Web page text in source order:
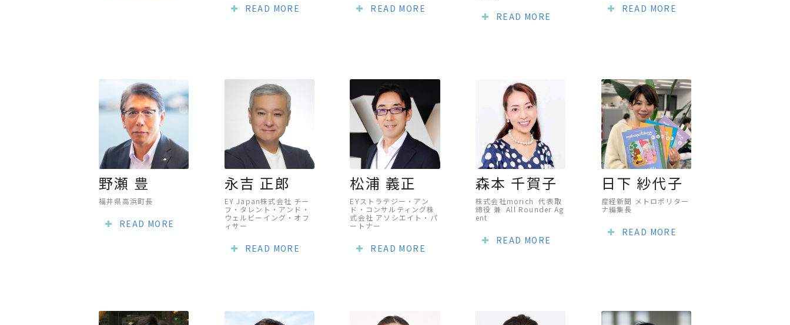
READ MORE READ MORE
READ MORE
READ MORE
野瀬 豊
福井県高浜町長
READ MORE
永吉 正郎
EY Japan株式会社 チー
フ・タレント・アンド・
ウェルビーイング・オフ
ィサー
READ MORE
松浦 義正
EYストラテジー・アン
ド・コンサルティング株
式会社 アソシエイト・パ
ートナー
READ MORE
森本 千賀子
株式会社morich 代表取
締役 兼 All Rounder Ag
ent
READ MORE
日下 紗代子
産経新聞 メトロポリター
ナ編集長
READ MORE